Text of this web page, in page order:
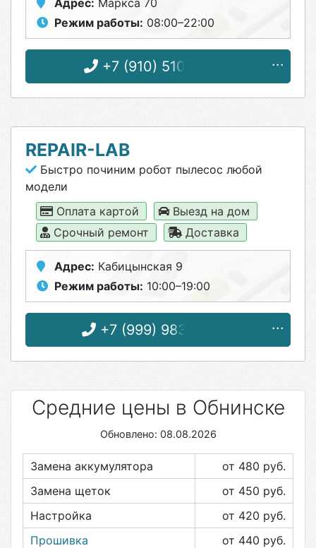
Адрес: Маркса 70
Режим работы: 08:00–22:00
+7 (910) 510-29-04
REPAIR-LAB
Быстро починим робот пылесос любой
модели
Оплата картой
Выезд на дом
Срочный ремонт
Доставка
Адрес: Кабицынская 9
Режим работы: 10:00–19:00
+7 (999) 983-73-53
Средние цены в Обнинске
Обновлено: 08.08.2026
Замена аккумулятора от 480 руб.
Замена щеток
от 450 руб.
Настройка
от 420 руб.
Прошивка
от 440 руб.